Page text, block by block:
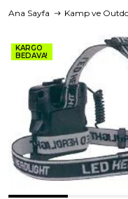
Ana Sayfa Kamp ve
KARGO
BEDAVA!